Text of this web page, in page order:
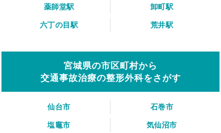
薬師堂駅
卸町駅
六丁の目駅
荒井駅
宮城県の市区町村から
交通事故治療の整形外科をさがす
仙台市
石巻市
塩竈市
気仙沼市